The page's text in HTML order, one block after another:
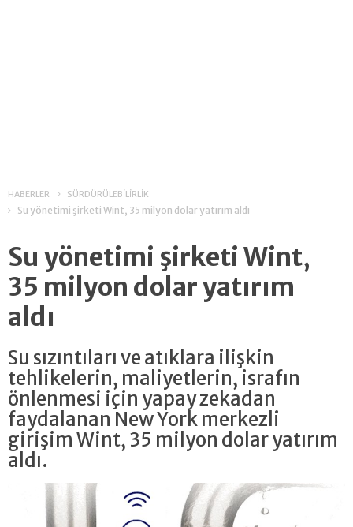
HABERLER SÜRDÜRÜLEBİLİRLİK
Su yönetimi şirketi Wint, 35 milyon dolar yatırım aldı
Su yönetimi şirketi Wint,
35 milyon dolar yatırım
aldı
Su sızıntıları ve atıklara ilişkin
tehlikelerin, maliyetlerin, israfın
önlenmesi için yapay zekadan
faydalanan New York merkezli
girişim Wint, 35 milyon dolar yatırım
aldı.